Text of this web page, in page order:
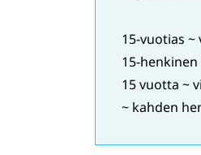
15-vuotias
15-
15 vuotta ~
~ kahden